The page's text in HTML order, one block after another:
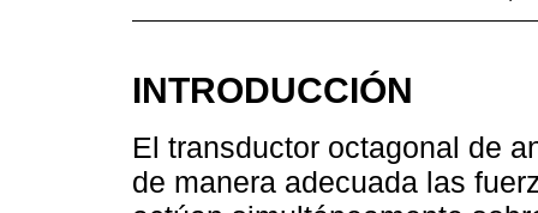
INTRODUCCIÓN
El transductor octagonal de
de manera adecuada las